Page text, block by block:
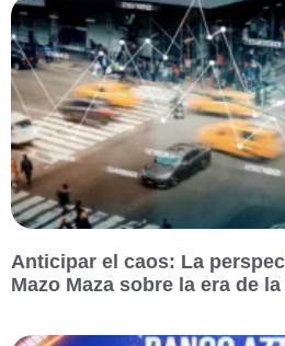
Anticipar el caos: La
Mazo Maza sobre la era de